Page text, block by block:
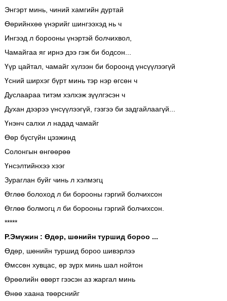
Энгэрт минь, чиний хамгийн дуртай
Өөрийнхөө үнэрийг шингээхэд нь ч
Ингээд л борооны үнэртэй болчихвол,
Чамайгаа яг ирнэ дээ гэж би бодсон...
Үүр цайтал, чамайг хүлээн би бороонд үнсүүлээгүй
Үсний ширхэг бүрт минь тэр нэр өгсөн ч
Дуслаараа титэм хэлхэж зүүлгэсэн ч
Духан дээрээ үнсүүлээгүй, гэзгээ би задгайлаагүй...
Үнэнч салхи л надад чамайг
Өөр бүсгүйн цээжинд
Солонгын өнгөөрөө
Үнсэлтийнхээ хээг
Зураглан буйг чинь л хэлмэгц
Өглөө болоход л би борооны гэргий болчихсон
Өглөө болмогц л би борооны гэргий болчихсон.
*****
Р.Эмүжин : Өдөр, шөнийн туршид бороо ...
Өдөр, шөнийн туршид бороо шивэрлээ
Өмссөн хувцас, өр зүрх минь шал нойтон
Өрөөлийн өвөрт гээсэн аз жаргал минь
Өнөө хаана төөрснийг